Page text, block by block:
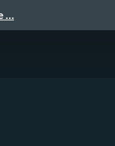
…